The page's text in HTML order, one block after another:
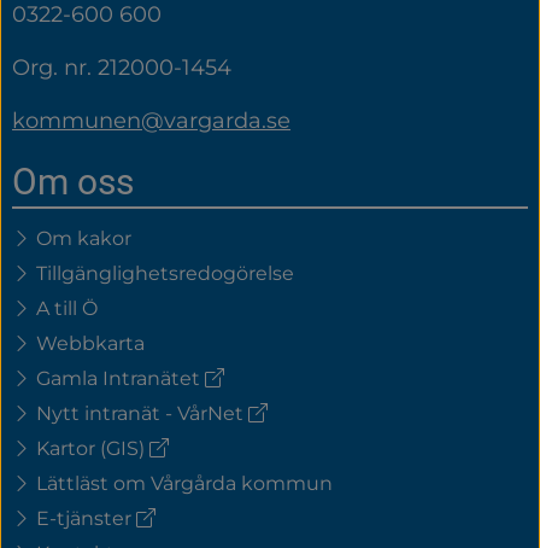
0322-600 600
Org. nr. 212000-1454
kommunen@vargarda.se
Om oss
Om kakor
Tillgänglighetsredogörelse
A till Ö
Webbkarta
Gamla Intranätet (extern
länk)
Nytt intranät - VårNet (extern
Kartor (GIS) (extern
länk)
Lättläst om Vårgårda kommun
E-tjänster (extern